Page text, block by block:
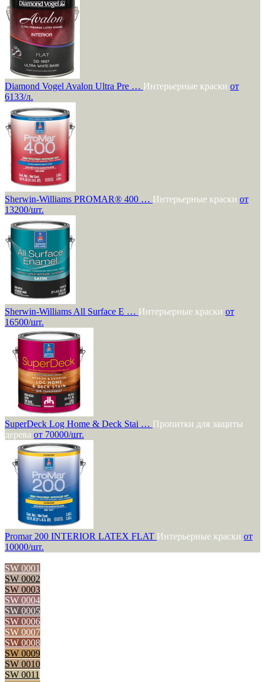
Diamond Vogel Avalon Ultra Pre … Интерьерные краски от
6133/л.
Sherwin-Williams PROMAR® 400 … Интерьерные краски от
13200/шт.
Sherwin-Williams All Surface E … Интерьерные краски от
16500/шт.
SuperDeck Log Home & Deck Stai … Пропитки для защиты
дерева от 70000/шт.
Promar 200 INTERIOR LATEX FLAT Интерьерные краски от
10000/шт.
SW 0001
SW 0002
SW 0003
SW 0004
SW 0005
SW 0006
SW 0007
SW 0008
SW 0009
SW 0010
SW 0011